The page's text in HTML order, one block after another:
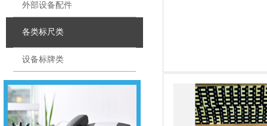
外部设备配件
各类标尺类
设备标牌类